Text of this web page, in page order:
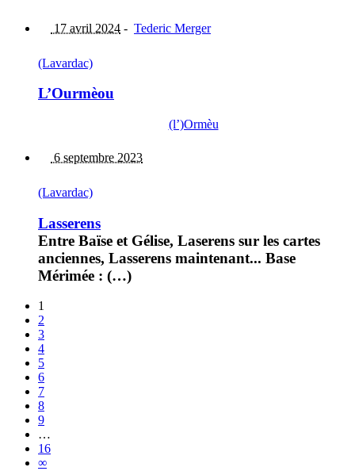
17 avril 2024 - Tederic Merger
(Lavardac)
L’Ourmèou
(l’)Ormèu
6 septembre 2023
(Lavardac)
Lasserens
Entre Baïse et Gélise, Laserens sur les cartes
anciennes, Lasserens maintenant... Base
Mérimée : (…)
1
2
3
4
5
6
7
8
9
…
16
∞